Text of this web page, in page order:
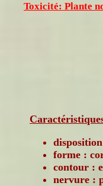
Toxicité: Plante
forme :
contour :
nervure :